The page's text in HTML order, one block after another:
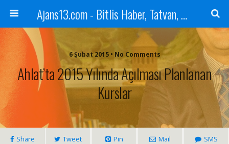
Ajans13.com - Bitlis Haber, Tatvan, Ahlat, Adilcevaz, Mutki, Hizan, Güroymak, Gazete, Ajans, 13, Haber
6 Şubat 2015 • No Comments
Ahlat’ta 2015 Yılında Açılması Planlanan
Kurslar
Share Tweet Pin Mail SMS